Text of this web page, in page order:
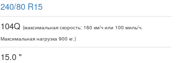
240/80 R15
104Q (максимальная скорость: 160 км/ч или 100 миль/ч.
Максимальная нагрузка 900 кг.)
15.0 "